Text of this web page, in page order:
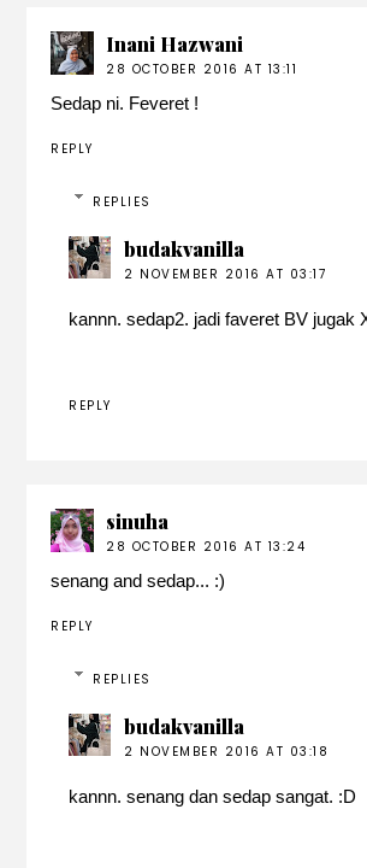
Inani Hazwani
28 OCTOBER 2016 AT 13:11
Sedap ni. Feveret !
REPLY
REPLIES
budakvanilla
2 NOVEMBER 2016 AT 03:17
kannn. sedap2. jadi faveret BV jugak
REPLY
sinuha
28 OCTOBER 2016 AT 13:24
senang and sedap... :)
REPLY
REPLIES
budakvanilla
2 NOVEMBER 2016 AT 03:18
kannn. senang dan sedap sangat. :D